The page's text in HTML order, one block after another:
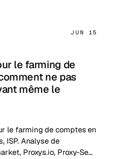
JUN 15
le farming de
ne pas
même le
le farming de comptes en
ISP. Analyse de
Proxys.io, Proxy-Se…